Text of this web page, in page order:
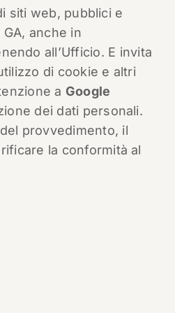
siti web, pubblici e
anche in
all’Ufficio. E invita
di cookie e altri
a Google
dei dati personali.
provvedimento, il
la conformità al